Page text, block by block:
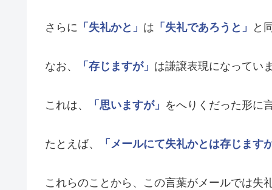
さらに 「失礼かと」 は 「失礼であろうと」 と
なお、 「存じますが」 は謙譲表現になってい
これは、 「思いますが」 をへりくだった形に
たとえば、 「メールにて失礼かとは存じます
これらのことから、この言葉がメールでは失